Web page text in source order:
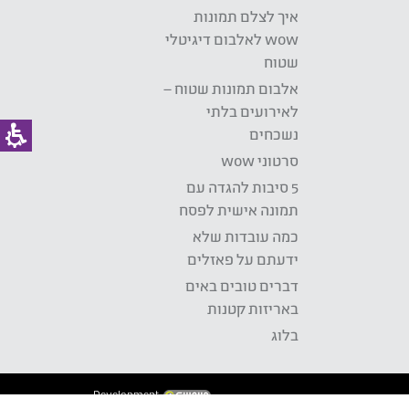
איך לצלם תמונות
wow לאלבום דיגיטלי
שטוח
אלבום תמונות שטוח –
לאירועים בלתי
נשכחים
סרטוני wow
5 סיבות להגדה עם
תמונה אישית לפסח
כמה עובדות שלא
ידעתם על פאזלים
דברים טובים באים
באריזות קטנות
בלוג
Development: